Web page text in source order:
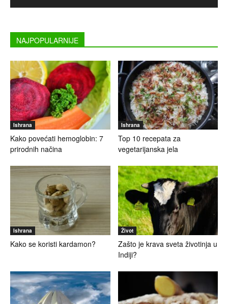
NAJPOPULARNIJE
Ishrana
Kako povećati hemoglobin: 7
prirodnih načina
Ishrana
Top 10 recepata za
vegetarijanska jela
Ishrana
Kako se koristi kardamon?
Život
Zašto je krava sveta životinja u
Indiji?